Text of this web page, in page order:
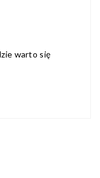
warto się